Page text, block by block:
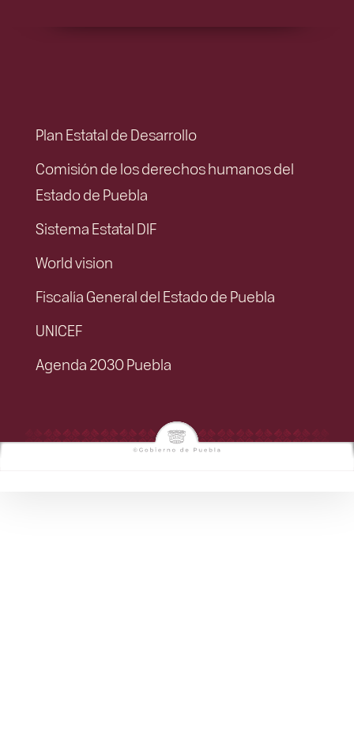
Plan Estatal de Desarrollo
Comisión de los derechos humanos del
Estado de Puebla
Sistema Estatal DIF
World vision
Fiscalía General del Estado de Puebla
UNICEF
Agenda 2030 Puebla